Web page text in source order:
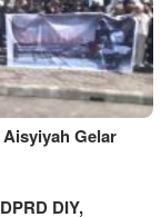
Gelar
DIY,